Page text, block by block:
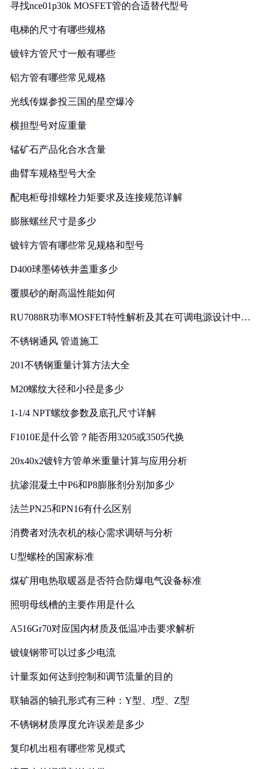
寻找nce01p30k MOSFET管的合适替代型号
电梯的尺寸有哪些规格
镀锌方管尺寸一般有哪些
铝方管有哪些常见规格
光线传媒参投三国的星空爆冷
横担型号对应重量
锰矿石产品化合水含量
曲臂车规格型号大全
配电柜母排螺栓力矩要求及连接规范详解
膨胀螺丝尺寸是多少
镀锌方管有哪些常见规格和型号
D400球墨铸铁井盖重多少
覆膜砂的耐高温性能如何
RU7088R功率MOSFET特性解析及其在可调电源设计中的
不锈钢通风 管道施工
201不锈钢重量计算方法大全
M20螺纹大径和小径是多少
1-1/4 NPT螺纹参数及底孔尺寸详解
F1010E是什么管？能否用3205或3505代换
20x40x2镀锌方管单米重量计算与应用分析
抗渗混凝土中P6和P8膨胀剂分别加多少
法兰PN25和PN16有什么区别
消费者对洗衣机的核心需求调研与分析
U型螺栓的国家标准
煤矿用电热取暖器是否符合防爆电气设备标准
照明母线槽的主要作用是什么
A516Gr70对应国内材质及低温冲击要求解析
镀镍钢带可以过多少电流
计量泵如何达到控制和调节流量的目的
联轴器的轴孔形式有三种：Y型、J型、Z型
不锈钢材质厚度允许误差是多少
复印机出租有哪些常见模式